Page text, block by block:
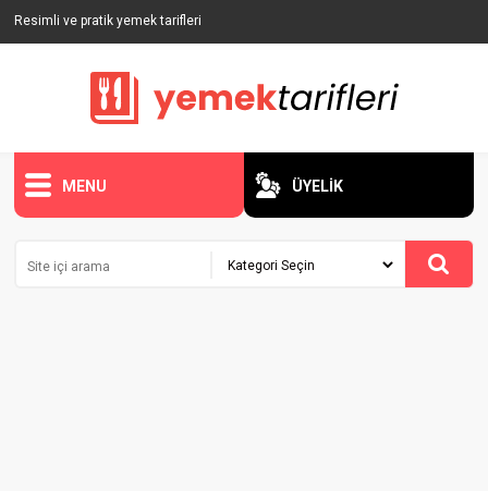
Resimli ve pratik yemek tarifleri
MENU ÜYELİK